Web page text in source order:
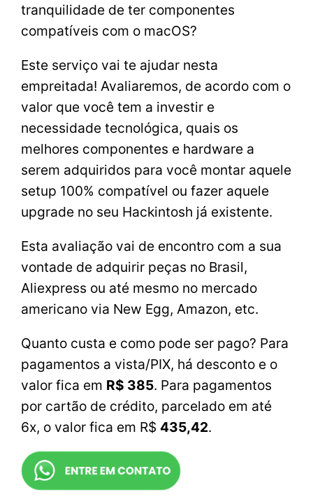
tranquilidade de ter componentes
compatíveis com o macOS?
Este serviço vai te ajudar nesta
empreitada! Avaliaremos, de acordo com o
valor que você tem a investir e
necessidade tecnológica, quais os
melhores componentes e hardware a
serem adquiridos para você montar aquele
setup 100% compatível ou fazer aquele
upgrade no seu Hackintosh já existente.
Esta avaliação vai de encontro com a sua
vontade de adquirir peças no Brasil,
Aliexpress ou até mesmo no mercado
americano via New Egg, Amazon, etc.
Quanto custa e como pode ser pago? Para
pagamentos a vista/PIX, há desconto e o
valor fica em R$ 385. Para pagamentos
por cartão de crédito, parcelado em até
6x, o valor fica em R$ 435,42.